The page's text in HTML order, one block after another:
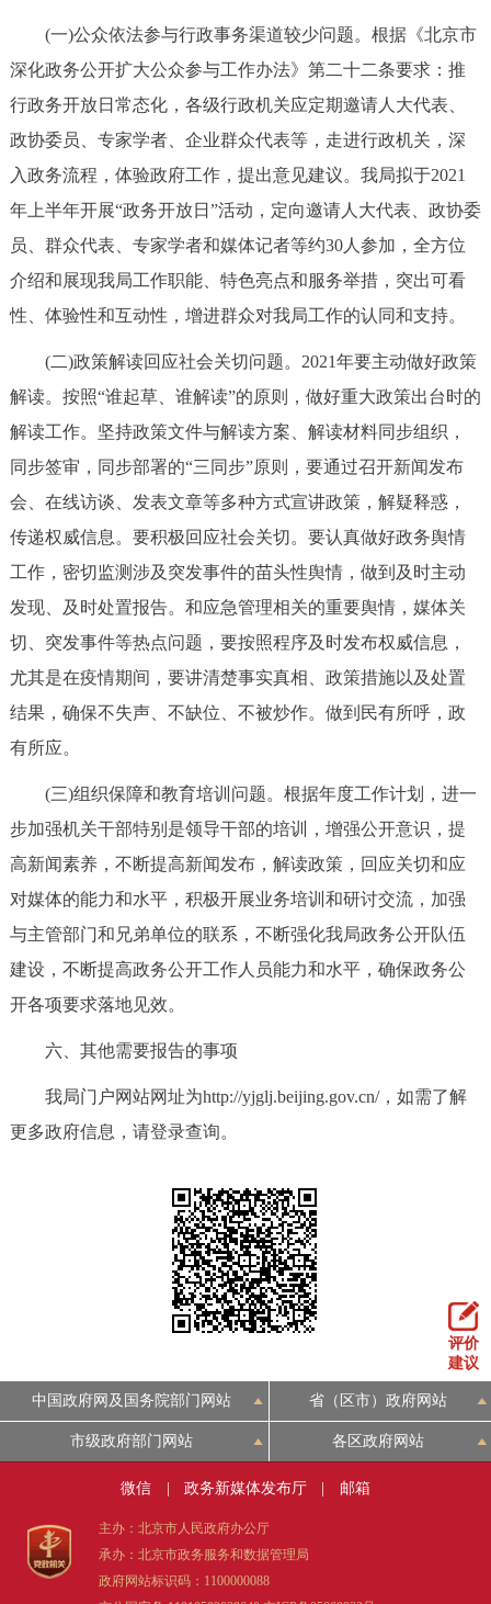
(一)公众依法参与行政事务渠道较少问题。根据《北京市
深化政务公开扩大公众参与工作办法》第二十二条要求：推
行政务开放日常态化，各级行政机关应定期邀请人大代表、
政协委员、专家学者、企业群众代表等，走进行政机关，深
入政务流程，体验政府工作，提出意见建议。我局拟于2021
年上半年开展“政务开放日”活动，定向邀请人大代表、政协委
员、群众代表、专家学者和媒体记者等约30人参加，全方位
介绍和展现我局工作职能、特色亮点和服务举措，突出可看
性、体验性和互动性，增进群众对我局工作的认同和支持。
(二)政策解读回应社会关切问题。2021年要主动做好政策
解读。按照“谁起草、谁解读”的原则，做好重大政策出台时的
解读工作。坚持政策文件与解读方案、解读材料同步组织，
同步签审，同步部署的“三同步”原则，要通过召开新闻发布
会、在线访谈、发表文章等多种方式宣讲政策，解疑释惑，
传递权威信息。要积极回应社会关切。要认真做好政务舆情
工作，密切监测涉及突发事件的苗头性舆情，做到及时主动
发现、及时处置报告。和应急管理相关的重要舆情，媒体关
切、突发事件等热点问题，要按照程序及时发布权威信息，
尤其是在疫情期间，要讲清楚事实真相、政策措施以及处置
结果，确保不失声、不缺位、不被炒作。做到民有所呼，政
有所应。
(三)组织保障和教育培训问题。根据年度工作计划，进一
步加强机关干部特别是领导干部的培训，增强公开意识，提
高新闻素养，不断提高新闻发布，解读政策，回应关切和应
对媒体的能力和水平，积极开展业务培训和研讨交流，加强
与主管部门和兄弟单位的联系，不断强化我局政务公开队伍
建设，不断提高政务公开工作人员能力和水平，确保政务公
开各项要求落地见效。
六、其他需要报告的事项
我局门户网站网址为http://yjglj.beijing.gov.cn/，如需了解
更多政府信息，请登录查询。
评价
建议
中国政府网及国务院部门网站 省（区市）政府网站
市级政府部门网站 各区政府网站
微信 政务新媒体发布厅 邮箱
主办：北京市人民政府办公厅
承办：北京市政务服务和数据管理局
政府网站标识码：1100000088